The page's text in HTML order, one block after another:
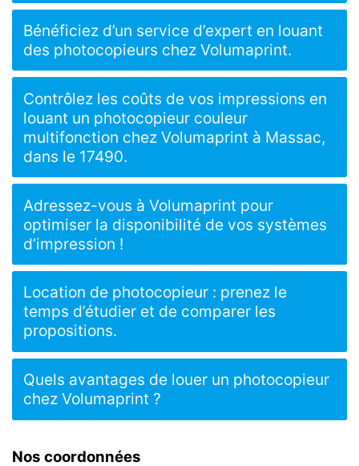
Nos coordonnées
Bénéficiez d’un service d’expert en louant
des photocopieurs chez Volumaprint.
Contrôlez les coûts de vos impressions en
louant un photocopieur couleur
multifonction chez Volumaprint à Massac,
dans le 17490.
Adressez-vous à Volumaprint pour
optimiser la disponibilité de vos systèmes
d’impression !
Location de photocopieur : prenez le
temps d’étudier et de comparer les
propositions.
Quels avantages de louer un photocopieur
chez Volumaprint ?